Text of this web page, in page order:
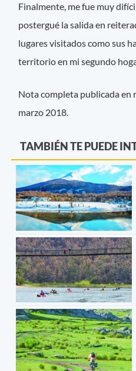
Finalmente, me fue muy
postergué la salida en
lugares visitados como sus
territorio en mi segundo
Nota completa publicada en
marzo 2018.
TAMBIÉN TE PUEDE